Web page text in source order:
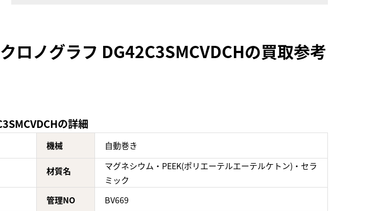
ロノグラフ DG42C3SMCVDCHの買取参考
の詳細
機械 自動巻き
材質名
マグネシウム・PEEK(ポリエーテルエーテルケトン)・セラ
ミック
管理NO BV669